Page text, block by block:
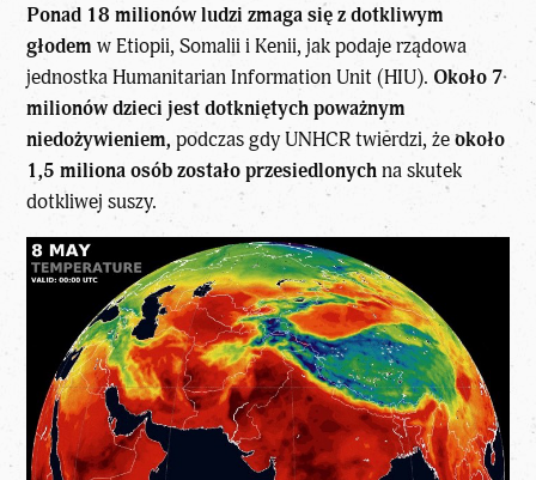
Ponad 18 milionów ludzi zmaga się z dotkliwym
głodem w Etiopii, Somalii i Kenii, jak podaje rządowa
jednostka Humanitarian Information Unit (HIU). Około 7
milionów dzieci jest dotkniętych poważnym
niedożywieniem, podczas gdy UNHCR twierdzi, żeokoło
1,5 miliona osób zostało przesiedlonychna skutek
dotkliwej suszy.